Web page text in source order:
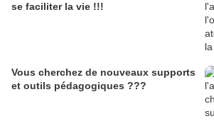
se faciliter la vie !!!
Vous cherchez de nouveaux supports
et outils pédagogiques ???